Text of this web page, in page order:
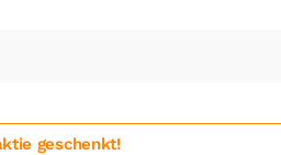
geschenkt!